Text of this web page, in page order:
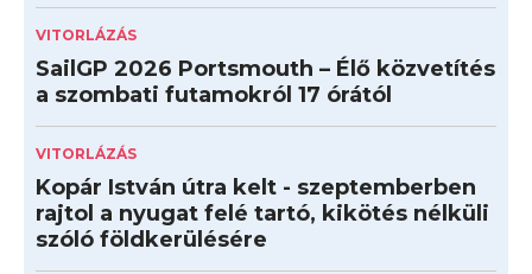
VITORLÁZÁS
SailGP 2026 Portsmouth – Élő közvetítés
a szombati futamokról 17 órától
VITORLÁZÁS
Kopár István útra kelt - szeptemberben
rajtol a nyugat felé tartó, kikötés nélküli
szóló földkerülésére